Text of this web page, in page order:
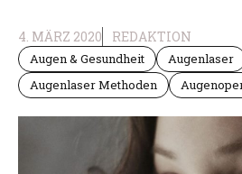
4. MÄRZ 2020 REDAKTION
Augen & Gesundheit
Augenlaser
Augenlaser Methoden